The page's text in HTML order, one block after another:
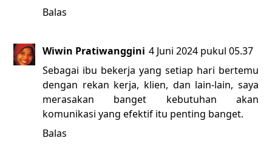
Balas
Wiwin Pratiwanggini 4 Juni 2024 pukul 05.37
Sebagai ibu bekerja yang setiap hari bertemu
dengan rekan kerja, klien, dan lain-lain, saya
merasakan banget kebutuhan akan
komunikasi yang efektif itu penting banget.
Balas